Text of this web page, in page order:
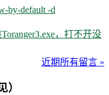
by-default -d
，打不开没
近期所有留言 »
）